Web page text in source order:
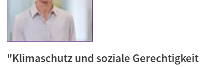
"Klimaschutz und soziale Gerechtigkeit